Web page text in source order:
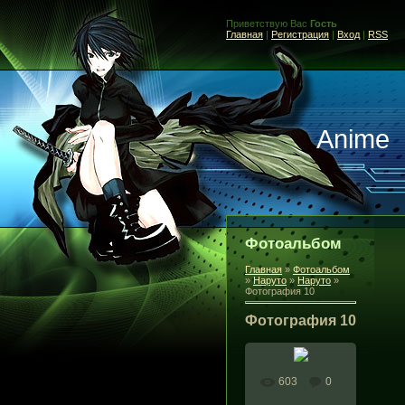
Приветствую Вас Гость
Главная | Регистрация | Вход | RSS
Anime
Фотоальбом
Главная » Фотоальбом
»Наруто » Наруто »
Фотография 10
Фотография 10
603 0